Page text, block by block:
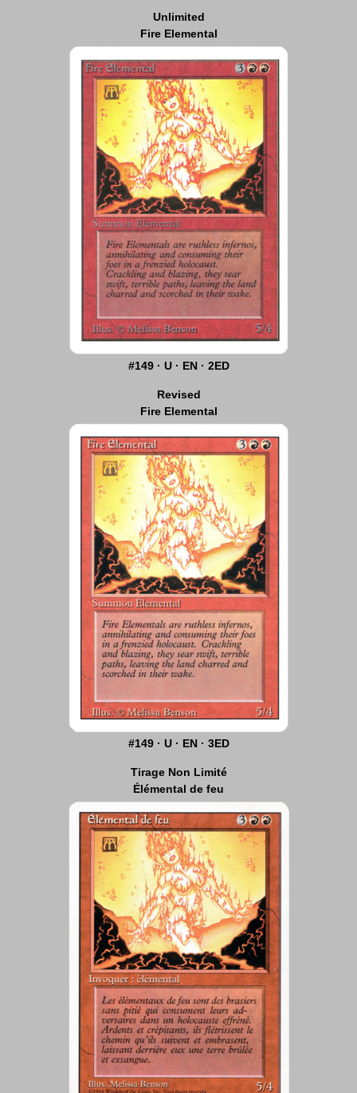
Unlimited
Fire Elemental
#149 · U · EN · 2ED
Revised
Fire Elemental
#149 · U · EN · 3ED
Tirage Non Limité
Élémental de feu